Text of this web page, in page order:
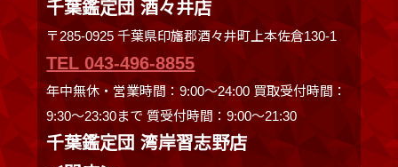
千葉鑑定団 酒々井店
〒285-0925 千葉県印旛郡酒々井町上本佐倉130-1
TEL 043-496-8855
年中無休・営業時間：9:00～24:00 買取受付時間：
9:30〜23:30まで 質受付時間：9:00～21:30
千葉鑑定団 湾岸習志野店